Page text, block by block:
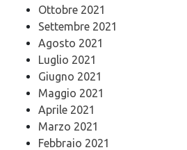
Ottobre 2021
Settembre 2021
Agosto 2021
Luglio 2021
Giugno 2021
Maggio 2021
Aprile 2021
Marzo 2021
Febbraio 2021